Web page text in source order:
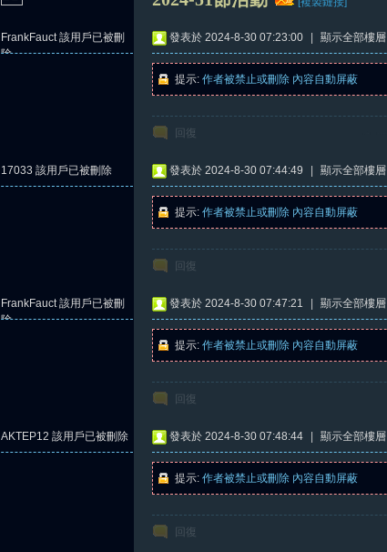
FrankFauct該用戶已被刪
除
發表於 2024-8-30 07:23:00 顯示全部樓層
提示: 作者被禁止或刪除 內容自動屏蔽
回復
17033 該用戶已被刪除 發表於 2024-8-30 07:44:49 顯示全部樓層
提示: 作者被禁止或刪除 內容自動屏蔽
回復
FrankFauct該用戶已被刪
除
發表於 2024-8-30 07:47:21 顯示全部樓層
提示: 作者被禁止或刪除 內容自動屏蔽
回復
AKTEP12 該用戶已被刪除 發表於 2024-8-30 07:48:44 顯示全部樓層
提示: 作者被禁止或刪除 內容自動屏蔽
回復